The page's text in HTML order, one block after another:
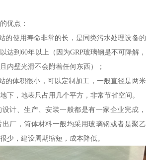
优点：
的使用寿命非常的长，是同类污水处理设备的
达到60年以上（因为GRP玻璃钢是不可降解，
内壁光滑不会附着任何东西）；
的体积很小，可以定制加工，一般直径是两米
下，地表只占用几个平方，非常节省空间。
计、生产、安装一般都是有一家企业完成，
厂，筒体材料一般均采用玻璃钢或者是聚乙
少，建设周期缩短，成本降低。